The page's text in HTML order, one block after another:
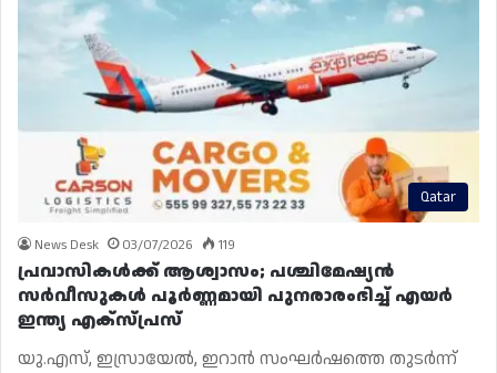
Qatar
News Desk 03/07/2026 119
പ്രവാസികൾക്ക് ആശ്വാസം; പശ്ചിമേഷ്യൻ
സർവീസുകൾ പൂർണ്ണമായി പുനരാരംഭിച്ച് എയർ
ഇന്ത്യ എക്സ്പ്രസ്
യു.എസ്, ഇസ്രായേൽ, ഇറാൻ സംഘർഷത്തെ തുടർന്ന്